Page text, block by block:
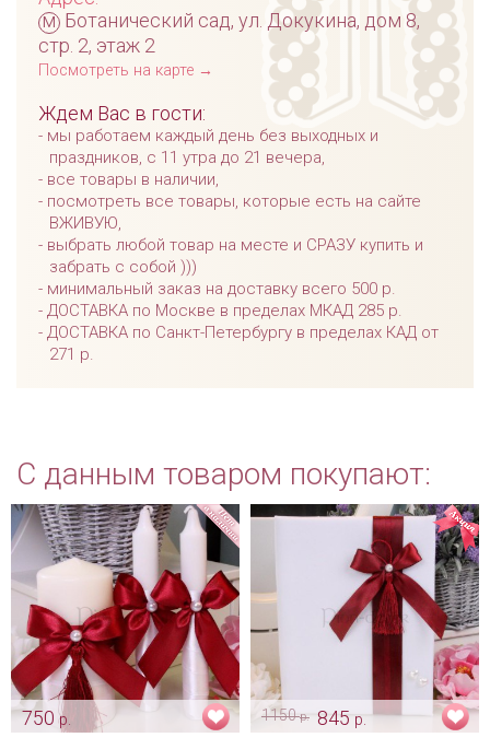
м Ботанический сад, ул. Докукина, дом 8,
стр. 2, этаж 2
Посмотреть на карте →
Ждем Вас в гости:
мы работаем каждый день без выходных и
праздников, с 11 утра до 21 вечера,
все товары в наличии,
посмотреть все товары, которые есть на сайте
ВЖИВУЮ,
выбрать любой товар на месте и СРАЗУ купить и
забрать с собой )))
минимальный заказ на доставку всего 500 р.
ДОСТАВКА по Москве в пределах МКАД 285 р.
ДОСТАВКА по Санкт-Петербургу в пределах КАД от
271 р.
С данным товаром покупают:
750р.
1150р. 845 р.